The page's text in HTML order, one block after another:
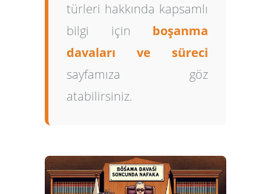
türleri hakkında kapsamlı
bilgi için boşanma
davaları ve süreci
sayfamıza göz
atabilirsiniz.